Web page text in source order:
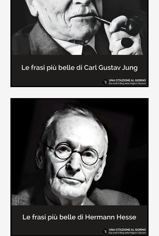
creatore dei libri sulle vicende del
Commissario Montalbano
Le frasi più belle di Carl Gustav
In questa pagina sono raccolte le
frasi più belle di Carl Gustav Jung
tratte dai suoi libri più significativi
come "Libro Rosso"